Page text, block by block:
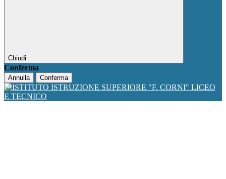
Chiudi
Conferma
Annulla Conferma